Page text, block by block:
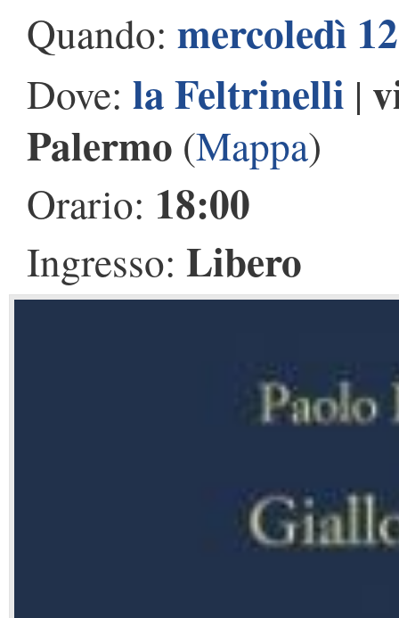
Quando: mercoledì
Dove: la Feltrinelli |
Palermo (Mappa)
Orario: 18:00
Ingresso: Libero